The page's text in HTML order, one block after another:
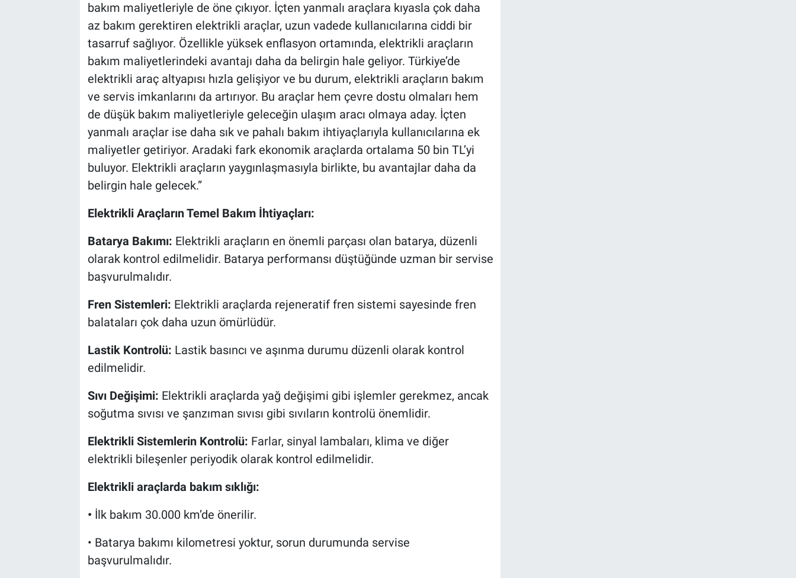
bakım maliyetleriyle de öne çıkıyor. İçten yanmalı araçlara kıyasla çok daha
az bakım gerektiren elektrikli araçlar, uzun vadede kullanıcılarına ciddi bir
tasarruf sağlıyor. Özellikle yüksek enflasyon ortamında, elektrikli araçların
bakım maliyetlerindeki avantajı daha da belirgin hale geliyor. Türkiye’de
elektrikli araç altyapısı hızla gelişiyor ve bu durum, elektrikli araçların bakım
ve servis imkanlarını da artırıyor. Bu araçlar hem çevre dostu olmaları hem
de düşük bakım maliyetleriyle geleceğin ulaşım aracı olmaya aday. İçten
yanmalı araçlar ise daha sık ve pahalı bakım ihtiyaçlarıyla kullanıcılarına ek
maliyetler getiriyor. Aradaki fark ekonomik araçlarda ortalama 50 bin TL’yi
buluyor. Elektrikli araçların yaygınlaşmasıyla birlikte, bu avantajlar daha da
belirgin hale gelecek.”
Elektrikli Araçların Temel Bakım İhtiyaçları:
Batarya Bakımı: Elektrikli araçların en önemli parçası olan batarya, düzenli
olarak kontrol edilmelidir. Batarya performansı düştüğünde uzman bir servise
başvurulmalıdır.
Fren Sistemleri: Elektrikli araçlarda rejeneratif fren sistemi sayesinde fren
balataları çok daha uzun ömürlüdür.
Lastik Kontrolü: Lastik basıncı ve aşınma durumu düzenli olarak kontrol
edilmelidir.
Sıvı Değişimi: Elektrikli araçlarda yağ değişimi gibi işlemler gerekmez, ancak
soğutma sıvısı ve şanzıman sıvısı gibi sıvıların kontrolü önemlidir.
Elektrikli Sistemlerin Kontrolü: Farlar, sinyal lambaları, klima ve diğer
elektrikli bileşenler periyodik olarak kontrol edilmelidir.
Elektrikli araçlarda bakım sıklığı:
• İlk bakım 30.000 km’de önerilir.
• Batarya bakımı kilometresi yoktur, sorun durumunda servise
başvurulmalıdır.